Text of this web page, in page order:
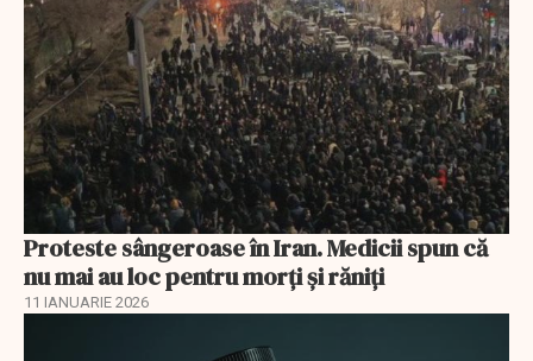
Proteste sângeroase în Iran. Medicii spun că
nu mai au loc pentru morți și răniți
11 IANUARIE 2026